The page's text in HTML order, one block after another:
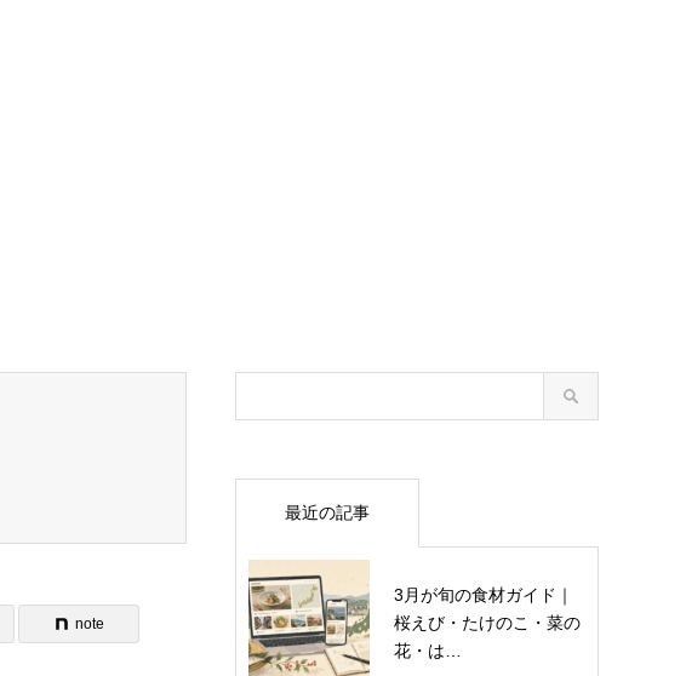
note
最近の記事
3月が旬の食材ガイド｜
桜えび・たけのこ・菜の
花・は…